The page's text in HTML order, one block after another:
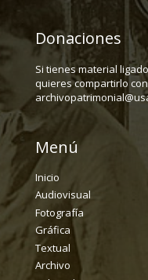
Donaciones
Si tienes material
quieres compartirlo
Menú
Inicio
Audiovisual
Fotografía
Gráfica
Textual
Archivo